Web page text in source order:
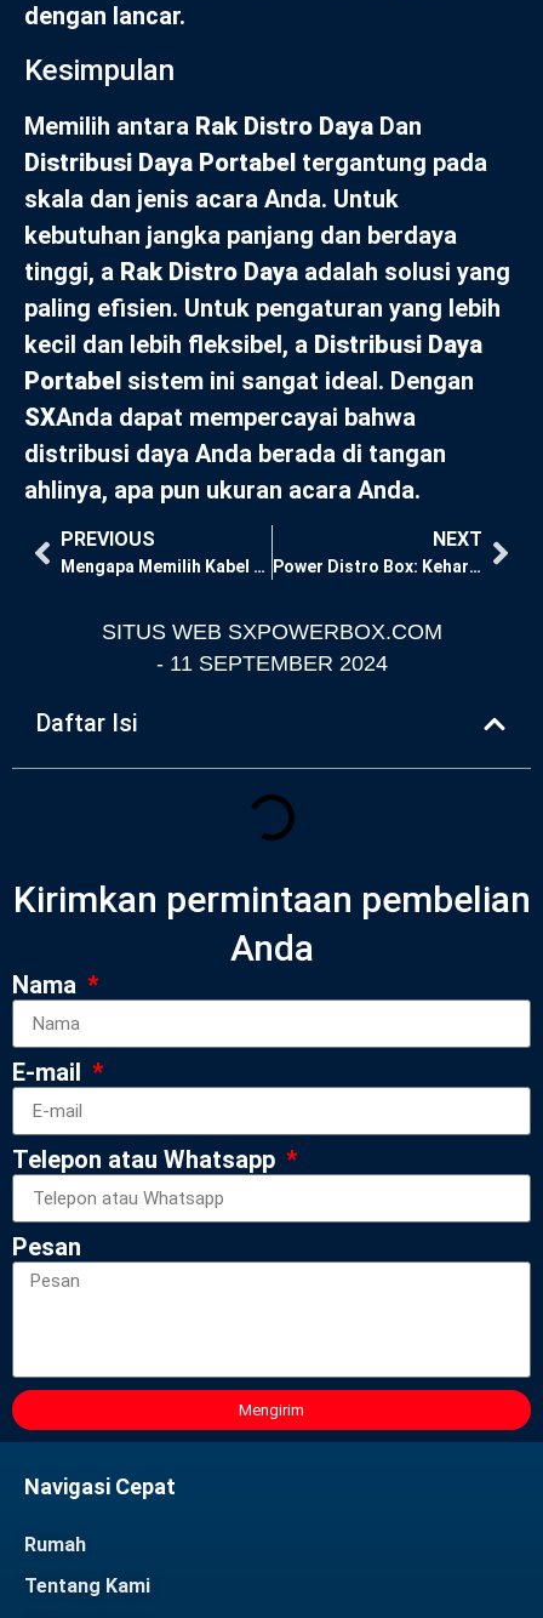
dengan lancar.
Kesimpulan
Memilih antara Rak Distro Daya Dan
Distribusi Daya Portabel tergantung pada
skala dan jenis acara Anda. Untuk
kebutuhan jangka panjang dan berdaya
tinggi, a Rak Distro Daya adalah solusi yang
paling efisien. Untuk pengaturan yang lebih
kecil dan lebih fleksibel, a Distribusi Daya
Portabel sistem ini sangat ideal. Dengan
SXAnda dapat mempercayai bahwa
distribusi daya Anda berada di tangan
ahlinya, apa pun ukuran acara Anda.
PREVIOUS
Mengapa Memilih Kabel Socapex 19 Pin untuk Pengaturan Pencahayaan Profesional?
NEXT
Power Distro Box: Keharusan bagi Peralatan Pencahayaan dan Suara Profesional
SITUS WEB SXPOWERBOX.COM
- 11 SEPTEMBER 2024
Daftar Isi
Kirimkan permintaan pembelian
Anda
Nama
E-mail
Telepon atau Whatsapp
Pesan
Mengirim
Navigasi Cepat
Rumah
Tentang Kami